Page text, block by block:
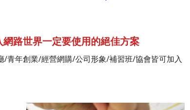
網路世界一定要使用的絕佳方案
/青年創業/經營網購/公司形象/補習班/協會皆可加入